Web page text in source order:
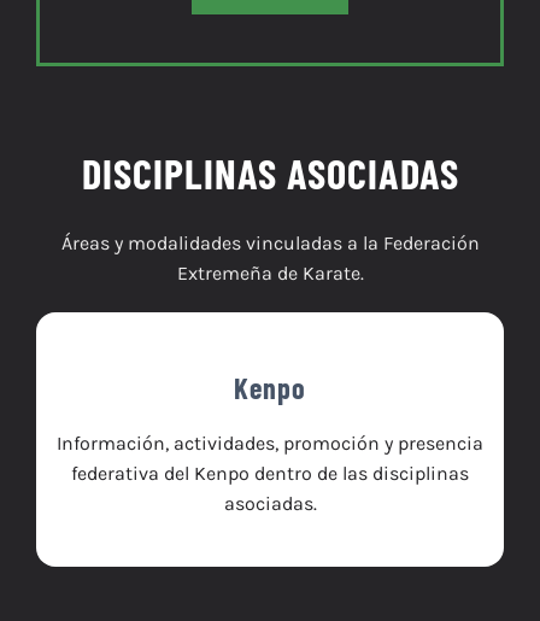
DISCIPLINAS ASOCIADAS
Áreas y modalidades vinculadas a la Federación
Extremeña de Karate.
Kenpo
Información, actividades, promoción y presencia
federativa del Kenpo dentro de las disciplinas
asociadas.